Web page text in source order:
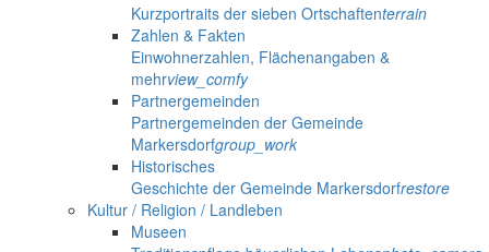
Kurzportraits der sieben Ortschaftenterrain
Zahlen & Fakten
Einwohnerzahlen, Flächenangaben &
mehrview_comfy
Partnergemeinden
Partnergemeinden der Gemeinde
Markersdorfgroup_work
Historisches
Geschichte der Gemeinde Markersdorfrestore
Kultur / Religion / Landleben
Museen